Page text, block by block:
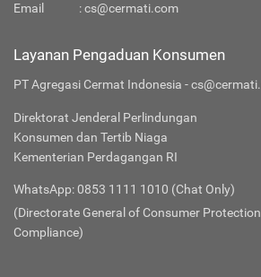
Email
:cs@cermati.com
Layanan Pengaduan Konsumen
PT Agregasi Cermat Indonesia -
Direktorat Jenderal Perlindungan
Konsumen dan Tertib Niaga
Kementerian Perdagangan RI
WhatsApp: 0853 1111 1010 (Chat Only)
(Directorate General of Consumer
Compliance)